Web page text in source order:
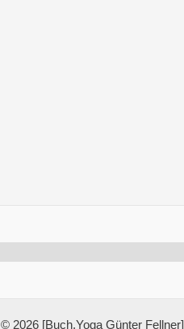
© 2026 [Buch.Yoga Günter Fellner]